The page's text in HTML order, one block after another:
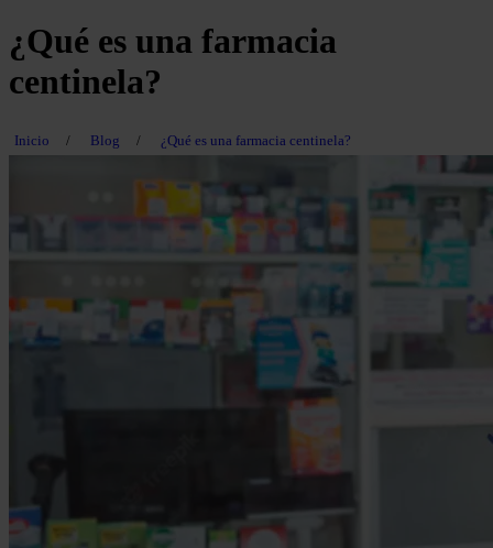
¿Qué es una farmacia
centinela?
Inicio / Blog / ¿Qué es una farmacia centinela?